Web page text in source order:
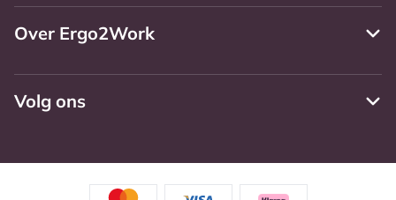
Over Ergo2Work
Volg ons